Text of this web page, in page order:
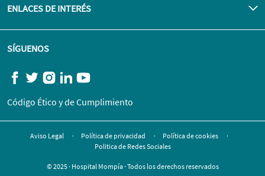
ENLACES DE INTERÉS
SÍGUENOS
Código Ético y de Cumplimiento
Aviso Legal Política de privacidad
Política de cookies
Politica de Redes Sociales
© 2025 · Hospital Mompía · Todos los derechos reservados